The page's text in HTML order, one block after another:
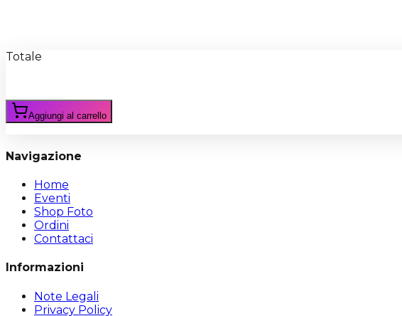
Totale
Aggiungi al carrello
Navigazione
Home
Eventi
Shop Foto
Ordini
Contattaci
Informazioni
Note Legali
Privacy Policy